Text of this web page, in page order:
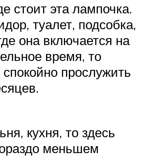
стоит эта лампочка.
туалет, подсобка,
она включается на
время, то
прослужить
кухня, то здесь
меньшем